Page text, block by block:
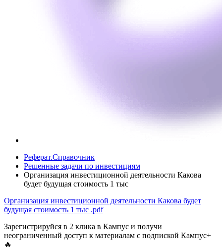
Реферат.Справочник
Решенные задачи по инвестициям
Организация инвестиционной деятельности Какова
будет будущая стоимость 1 тыс
Организация инвестиционной деятельности Какова будет
будущая стоимость 1 тыс .pdf
Зарегистрируйся в 2 клика в Кампус и получи
неограниченный доступ к материалам с подпиской Кампус+
🔥